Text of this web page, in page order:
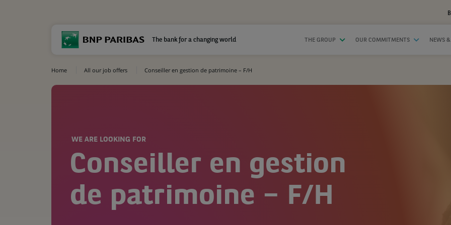
The bank for a changing world THE GROUP OUR COMMITMENTS NEWS
Home All our job offers Conseiller en gestion de patrimoine – F/H
WE ARE LOOKING FOR
Conseiller en gestion
de patrimoine – F/H